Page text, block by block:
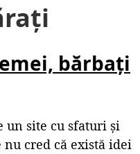
bărbați
un site cu sfaturi și
cred că există idei